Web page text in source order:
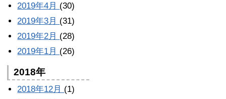
2019年4月 (30)
2019年3月 (31)
2019年2月 (28)
2019年1月 (26)
2018年
2018年12月 (1)